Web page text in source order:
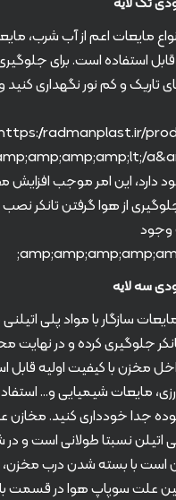
انواع مایعات اعم از آب شرب،
استفاده است. برای
و کم نور نگهداری کنید و
باریکی وجود دارد، این امر موجب
از هوا گرفتن تانکر
وجود
مایعات سازگار با مواد پلی
جلوگیری کرده و در نهایت
مخزن با کیفیت اولیه قابل
مایعات شیمیایی و… استفاده
جدا خودداری کنید.
اتیلن نسبتا طولانی است و در
ممکن است با بسته شدن درب
علت سوپاپ هوا در قسمت